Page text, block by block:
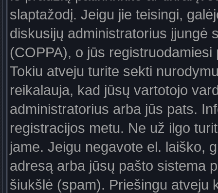
slaptažodį. Jeigu jie teisingi,
diskusijų administratorius įjungė
(COPPA), o jūs
Tokiu atveju turite sekti
reikalauja, kad jūsų vartotojo
administratorius arba jūs pats.
registracijos metu. Ne už ilgo
jame. Jeigu negavote el. laiško,
adresą arba jūsų pašto sistema
šiukšlė (spam). Priešingu atveju